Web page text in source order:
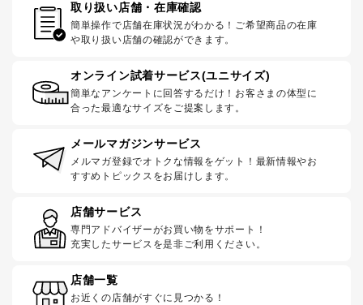
取り扱い店舗・在庫確認
簡単操作で店舗在庫状況がわかる！ご希望商品の在庫
や取り扱い店舗の確認ができます。
オンライン試着サービス(ユニサイズ)
簡単なアンケートに回答するだけ！お客さまの体型に
合った最適なサイズをご提案します。
メールマガジンサービス
メルマガ登録でオトクな情報をゲット！最新情報やお
すすめトピックスをお届けします。
店舗サービス
専門アドバイザーがお買い物をサポート！
充実したサービスを是非ご利用ください。
店舗一覧
お近くの店舗がすぐに見つかる！